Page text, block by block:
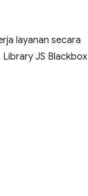
layanan secara
JS Blackbox